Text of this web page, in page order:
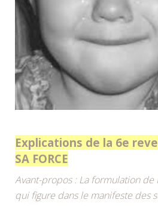
Explications de la 6e
SA FORCE
Avant-propos : La formulation
qui figure dans le manifeste des